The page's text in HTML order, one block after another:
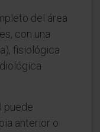
del área
con una
fisiológica
puede
anterior o